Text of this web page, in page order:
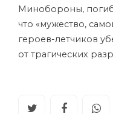
Минобороны,
что «мужество,
героев-летчиков
от трагических